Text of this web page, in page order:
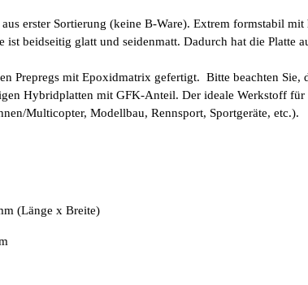
erster Sortierung (keine B-Ware). Extrem formstabil
ist beidseitig glatt und seidenmatt. Dadurch hat die Platte
Prepregs mit Epoxidmatrix gefertigt. Bitte beachten Sie,
Hybridplatten mit GFK-Anteil. Der ideale Werkstoff
Multicopter, Modellbau, Rennsport, Sportgeräte, etc.).
x Breite)